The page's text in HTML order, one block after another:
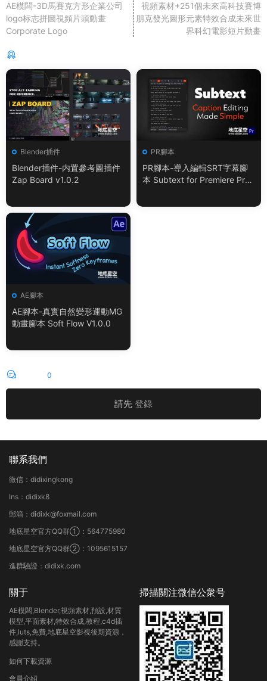
AE模闆-3D馬賽克方形企業公司
logo标志拼圖視頻片頭動畫
Corporate Logo
視頻素材+251個未來高科技賽博
朋克發光圖形元素特效合成未來世
界科幻電影短片動畫
Blender插件
Blender插件-内置參考圖插件
Zap Board v1.0.2
PR腳本
PR腳本-導入編輯SRT字幕腳
本 Subtext for Premiere Pro
AE腳本
AE腳本-真實自然變形運動MG
動畫腳本 Soft Flow V1.0.0
0
請先 登錄
聯系我們
微信：didixingkong
Ins：didixk8
郵箱：didixk@foxmail.com
地底星空官方QQ群①：564775980
地底星空官方QQ群②：1095615157
進群驗證：didixk.com
關于
AE模闆,Blender,視頻素材,預設,材質
模型,平面素材,特效合成,教程,c4d插
件,luts,免費,地底星空影視後期資源，
感謝支持。
如何下載資源
會員介紹
掃描關注微信公衆号